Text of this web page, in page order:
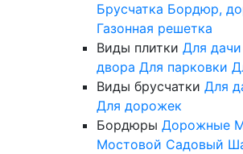
Брусчатка Бордюр,
Газонная решетка
Виды плитки Для дачи
двора Для парковки
Виды брусчатки Для
Для дорожек
Бордюры Дорожные
Мостовой Садовый